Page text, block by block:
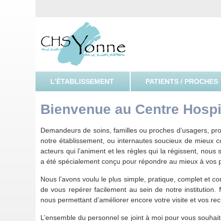
L’ÉTABLISSEMENT PATIENTS / PROCHES
Bienvenue au Centre
Demandeurs de soins, familles ou proches d’usagers,
notre établissement, ou internautes soucieux de mieux
acteurs qui l’animent et les règles qui la régissent,
a été spécialement conçu pour répondre au mieux à vos
Nous l’avons voulu le plus simple, pratique, complet et
de vous repérer facilement au sein de notre
nous permettant d’améliorer encore votre visite et vos
L’ensemble du personnel se joint à moi pour vous